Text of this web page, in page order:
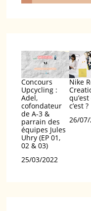
Concours
Upcycling :
Adel,
cofondateur
de A-3 &
parrain des
équipes Jules
Uhry (EP 01,
02 & 03)
Date
25/03/2022
Nike
c’est ?
Date
26/